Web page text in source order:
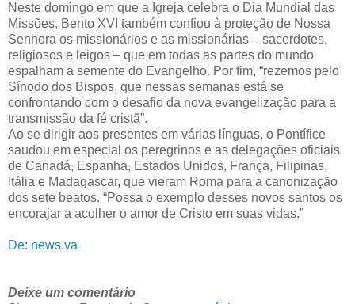
Neste domingo em que a Igreja celebra o Dia Mundial das
Missões, Bento XVI também confiou à proteção de Nossa
Senhora os missionários e as missionárias – sacerdotes,
religiosos e leigos – que em todas as partes do mundo
espalham a semente do Evangelho. Por fim, “rezemos pelo
Sínodo dos Bispos, que nessas semanas está se
confrontando com o desafio da nova evangelização para a
transmissão da fé cristã”.
Ao se dirigir aos presentes em várias línguas, o Pontífice
saudou em especial os peregrinos e as delegações oficiais
de Canadá, Espanha, Estados Unidos, França, Filipinas,
Itália e Madagascar, que vieram Roma para a canonização
dos sete beatos. “Possa o exemplo desses novos santos os
encorajar a acolher o amor de Cristo em suas vidas.”
De: news.va
Deixe um comentário